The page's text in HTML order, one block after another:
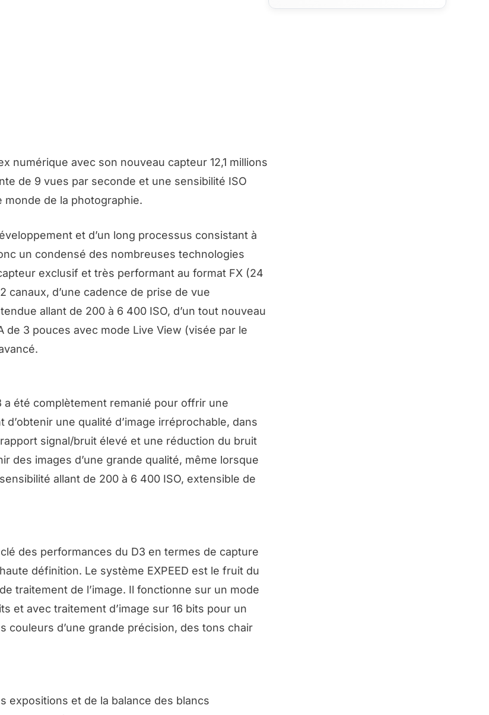
numérique avec son nouveau capteur 12,1 millions
de 9 vues par seconde et une sensibilité ISO
de la photographie.
et d’un long processus consistant à
un condensé des nombreuses technologies
exclusif et très performant au format FX (24
canaux, d’une cadence de prise de vue
allant de 200 à 6 400 ISO, d’un tout nouveau
de 3 pouces avec mode Live View (visée par le
a été complètement remanié pour offrir une
une qualité d’image irréprochable, dans
signal/bruit élevé et une réduction du bruit
des images d’une grande qualité, même lorsque
allant de 200 à 6 400 ISO, extensible de
des performances du D3 en termes de capture
définition. Le système EXPEED est le fruit du
traitement de l’image. Il fonctionne sur un mode
et avec traitement d’image sur 16 bits pour un
couleurs d’une grande précision, des tons chair
expositions et de la balance des blancs